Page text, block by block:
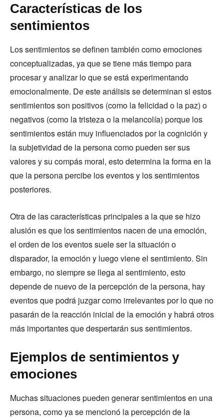
Características de los
sentimientos
Los sentimientos se definen también como emociones
conceptualizadas, ya que se tiene más tiempo para
procesar y analizar lo que se está experimentando
emocionalmente. De este análisis se determinan si estos
sentimientos son positivos (como la felicidad o la paz) o
negativos (como la tristeza o la melancolía) porque los
sentimientos están muy influenciados por la cognición y
la subjetividad de la persona como pueden ser sus
valores y su compás moral, esto determina la forma en la
que la persona percibe los eventos y los sentimientos
posteriores.
Otra de las características principales a la que se hizo
alusión es que los sentimientos nacen de una emoción,
el orden de los eventos suele ser la situación o
disparador, la emoción y luego viene el sentimiento. Sin
embargo, no siempre se llega al sentimiento, esto
depende de nuevo de la percepción de la persona, hay
eventos que podrá juzgar como irrelevantes por lo que no
pasarán de la reacción inicial de la emoción y habrá otros
más importantes que despertarán sus sentimientos.
Ejemplos de sentimientos y
emociones
Muchas situaciones pueden generar sentimientos en una
persona, como ya se mencionó la percepción de la